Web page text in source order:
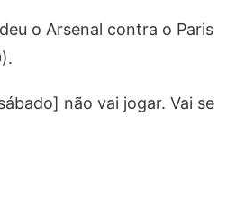
o Arsenal contra o Paris
não vai jogar. Vai se